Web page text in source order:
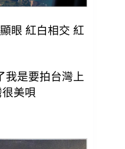
眼 紅白相交 紅
我是要拍台灣上
美唄